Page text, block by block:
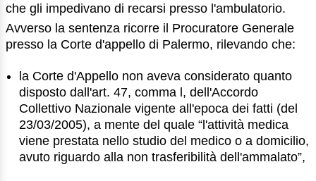
che gli impedivano di recarsi presso l'ambulatorio.
Avverso la sentenza ricorre il Procuratore Generale
presso la Corte d'appello di Palermo, rilevando che:
la Corte d'Appello non aveva considerato quanto
disposto dall'art. 47, comma l, dell'Accordo
Collettivo Nazionale vigente all'epoca dei fatti (del
23/03/2005), a mente del quale “l'attività medica
viene prestata nello studio del medico o a domicilio,
avuto riguardo alla non trasferibilità dell'ammalato”,